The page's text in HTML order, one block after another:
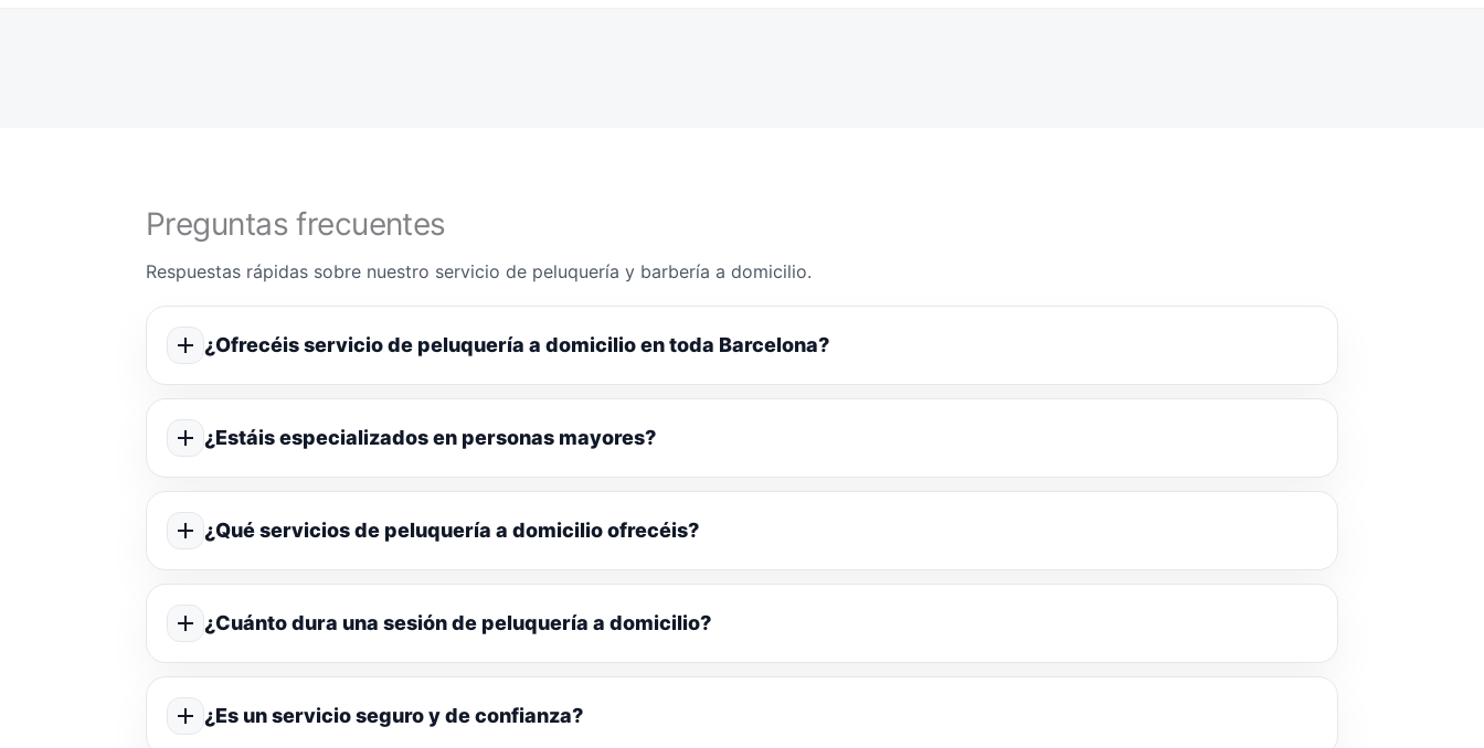
Preguntas frecuentes
Respuestas rápidas sobre nuestro servicio de peluquería y barbería a domicilio.
¿Ofrecéis servicio de peluquería a domicilio en toda Barcelona?
¿Estáis especializados en personas mayores?
¿Qué servicios de peluquería a domicilio ofrecéis?
¿Cuánto dura una sesión de peluquería a domicilio?
¿Es un servicio seguro y de confianza?